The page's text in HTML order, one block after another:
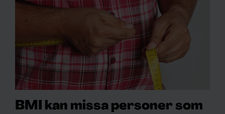
BMI kan missa personer som